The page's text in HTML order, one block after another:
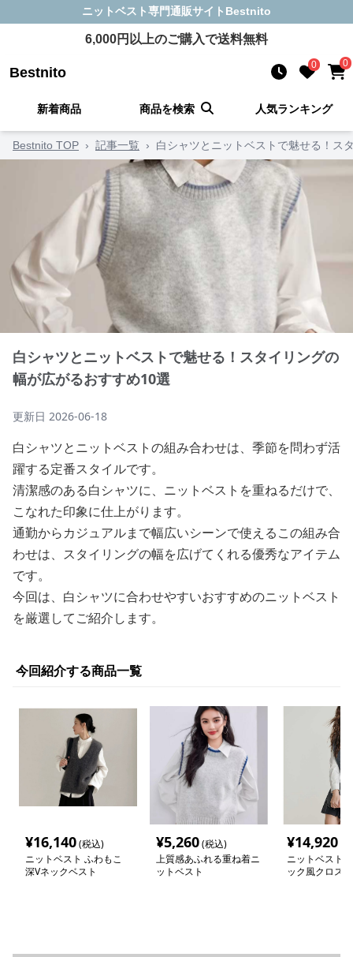
ニットベスト専門通販サイト Bestnito
6,000円以上のご購入で送料無料
Bestnito 0 0
新着商品 商品を検索 人気ランキング
Bestnito TOP › 記事一覧 › 白シャツとニットベストで魅せる！ス
白シャツとニットベストで魅せる！スタイリングの
幅が広がるおすすめ10選
更新日 2026-06-18
白シャツとニットベストの組み合わせは、季節を問わず活
躍する定番スタイルです。
清潔感のある白シャツに、ニットベストを重ねるだけで、
こなれた印象に仕上がります。
通勤からカジュアルまで幅広いシーンで使えるこの組み合
わせは、スタイリングの幅を広げてくれる優秀なアイテム
です。
今回は、白シャツに合わせやすいおすすめのニットベスト
を厳選してご紹介します。
今回紹介する商品一覧
¥16,140(税込)
ニットベスト ふわもこ
深Vネックベスト
¥5,260(税込)
上質感あふれる重ね着ニ
ットベスト
¥14,920
ニットベスト
ック風クロス